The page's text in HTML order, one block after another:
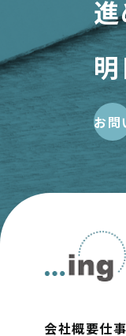
お問
会社概要仕